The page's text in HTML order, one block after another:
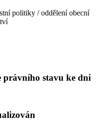
politiky / oddělení obecní
právního stavu ke dni